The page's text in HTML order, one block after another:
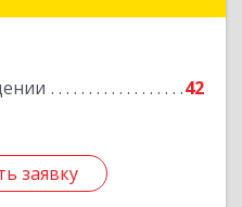
42
заявку
заявку